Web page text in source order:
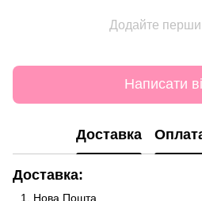
Додайте
Написати
Доставка
Доставка:
Нова Пошта